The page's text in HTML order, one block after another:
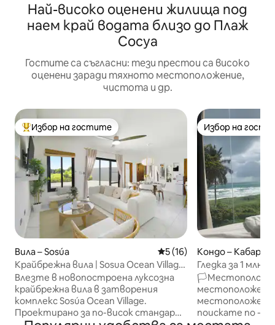
Най-високо оценени жилища под
наем край водата близо до Плаж
Сосуа
Гостите са съгласни: тези престои са високо
оценени заради тяхното местоположение,
чистота и др.
Най-популярен избор на гостите
Избор на гостите
Вила – Sosúa Средна оценка: 5 от 5,
5 (16)
Крайбрежна вила | Sosua Ocean Village
с фитнес зала и офис
Влезте в новопостроена луксозна
крайбрежна вила в затворения
комплекс Sosúa Ocean Village.
Проектирано за по-висок стандарт
Избор на
Избор на
Кондо – Кабарет
Гледка за 1 млн
първа линия |
поискате по -